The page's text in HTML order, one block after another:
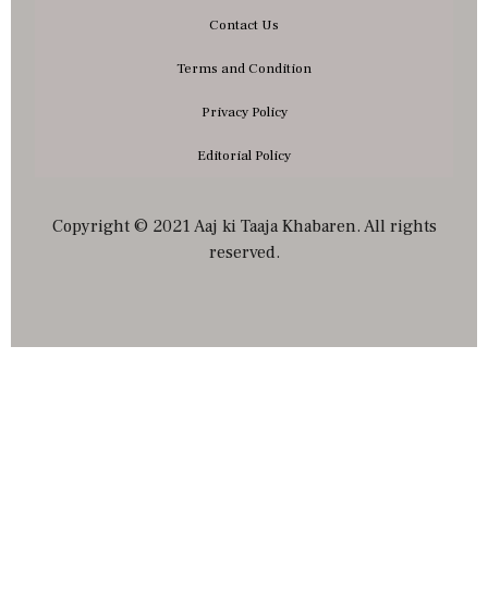
Contact Us
Terms and Condition
Privacy Policy
Editorial Policy
Copyright © 2021 Aaj ki Taaja Khabaren. All rights
reserved.